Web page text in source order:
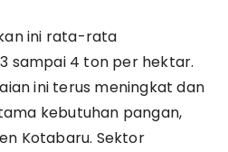
ini rata-rata
sampai 4 ton per hektar.
ini terus meningkat dan
kebutuhan pangan,
Kotabaru. Sektor